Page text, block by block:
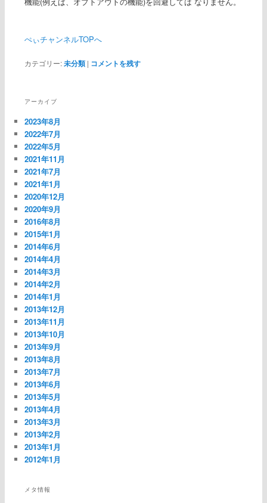
ぺぃチャンネルTOPへ
カテゴリー:未分類 | コメントを残す
アーカイブ
2023年8月
2022年7月
2022年5月
2021年11月
2021年7月
2021年1月
2020年12月
2020年9月
2016年8月
2015年1月
2014年6月
2014年4月
2014年3月
2014年2月
2014年1月
2013年12月
2013年11月
2013年10月
2013年9月
2013年8月
2013年7月
2013年6月
2013年5月
2013年4月
2013年3月
2013年2月
2013年1月
2012年1月
メタ情報